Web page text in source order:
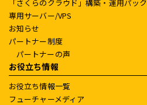
「さくらのクラウド」構築・運用パック
専用サーバー/VPS
お知らせ
パートナー制度
パートナーの声
お役立ち情報
お役立ち情報一覧
フューチャーメディア